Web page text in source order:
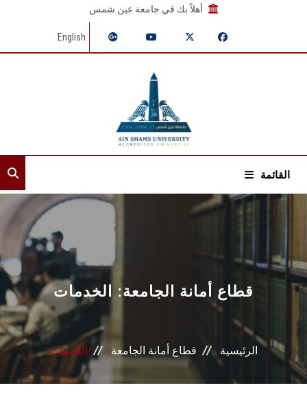
أهلاً بك في جامعة عين شمس
English
القائمة
الرئيسية
عن القطاع
الأمناء المساعدون
إدرات القطاع
قطاع أمانة الجامعة: الخدمات
الرئيسية قطاع أمانة الجامعة الخدمات